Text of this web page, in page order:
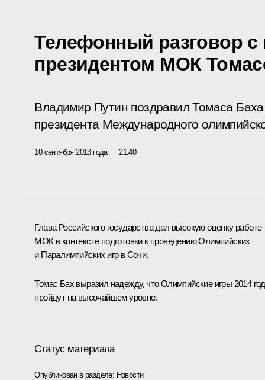
Телефонный разговор
президентом МОК
Владимир Путин поздравил Томаса
президента Международного
10 сентября 2013 года 21:40
Глава Российского государства дал высокую оценку работе
МОК в контексте подготовки к проведению Олимпийских
и Паралимпийских игр в Сочи.
Томас Бах выразил надежду, что Олимпийские игры 2014
пройдут на высочайшем уровне.
Статус материала
Опубликован в разделе: Новости